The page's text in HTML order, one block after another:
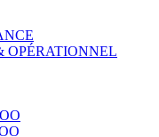
OPÉRATIONNEL